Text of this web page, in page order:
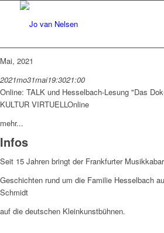
Mai, 2021
2021mo31mai19:3021:00
Online: TALK und Hesselbach-Lesung "Das
KULTUR VIRTUELLOnline
mehr...
Infos
Seit 15 Jahren bringt der Frankfurter
Geschichten rund um die Familie Hesselbach
Schmidt
auf die deutschen Kleinkunstbühnen.